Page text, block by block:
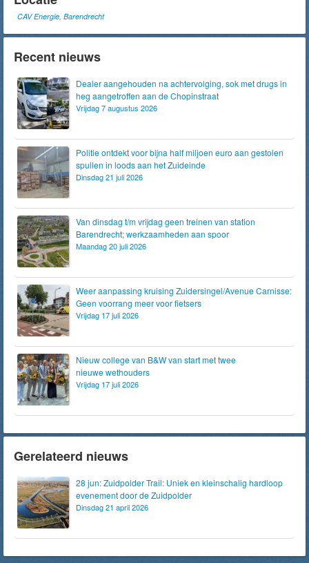
CAV Energie, Barendrecht
Recent nieuws
Dealer aangehouden na achtervolging, sok met drugs in
heg aangetroffen aan de Chopinstraat
Vrijdag 7 augustus 2026
Politie ontdekt voor bijna half miljoen euro aan gestolen
spullen in loods aan het Zuideinde
Dinsdag 21 juli 2026
Van dinsdag t/m vrijdag geen treinen van station
Barendrecht; werkzaamheden aan spoor
Maandag 20 juli 2026
Weer aanpassing kruising Zuidersingel/Avenue Carnisse:
Geen voorrang meer voor fietsers
Vrijdag 17 juli 2026
Nieuw college van B&W van start met twee
nieuwe wethouders
Vrijdag 17 juli 2026
Gerelateerd nieuws
28 jun: Zuidpolder Trail: Uniek en kleinschalig hardloop
evenement door de Zuidpolder
Dinsdag 21 april 2026